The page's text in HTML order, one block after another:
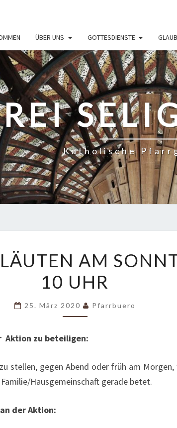
ÜBER UNS GOTTESDIENSTE
Katholische
AM
SONNTAG
UM
10
AM
10 UHR
25. März 2020 Pfarrbuero
Aktion zu beteiligen:
stellen, gegen Abend oder früh am
Hausgemeinschaft gerade betet.
der Aktion: